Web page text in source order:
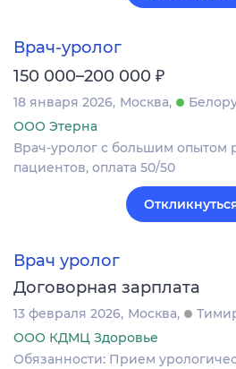
Врач-уролог
150 000–200 000 ₽
18 января 2026 Москва
ООО Этерна
Врач-уролог с большим опытом
пациентов, оплата 50/50
Врач уролог
Договорная зарплата
13 февраля 2026 Москва
ООО КДМЦ Здоровье
Обязанности: Прием